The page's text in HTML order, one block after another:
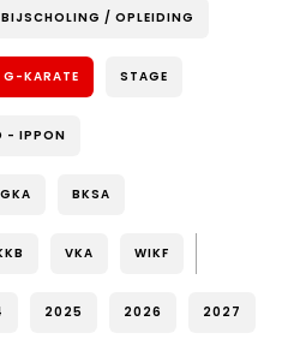
BIJSCHOLING / OPLEIDING
G-KARATE STAGE
- IPPON
BKSA
VKA WIKF
2025 2026 2027